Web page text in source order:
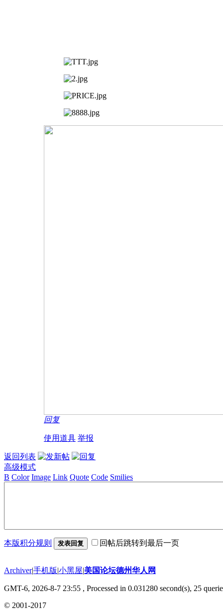
回复
使用道具 举报
返回列表
高级模式
B Color Image Link Quote Code Smilies
本版积分规则 发表回复 回帖后跳转到最后一页
Archiver|手机版|小黑屋|美国论坛德州华人网
GMT-6, 2026-8-7 23:55 , Processed in 0.031280 second(s), 25
© 2001-2017